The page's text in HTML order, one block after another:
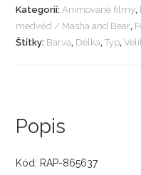
Kategorií:Animované filmy,
medvěd / Masha and Bear,
Štítky: Barva, Délka,Typ,
Popis
Kód: RAP-865637